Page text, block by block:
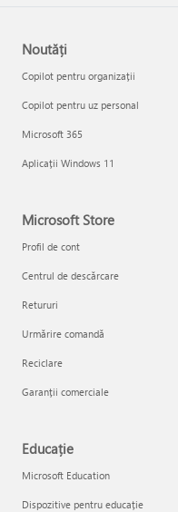
Noutăți
Copilot pentru organizații
Copilot pentru uz personal
Microsoft 365
Aplicații Windows 11
Microsoft Store
Profil de cont
Centrul de descărcare
Retururi
Urmărire comandă
Reciclare
Garanții comerciale
Educație
Microsoft Education
Dispozitive pentru educație